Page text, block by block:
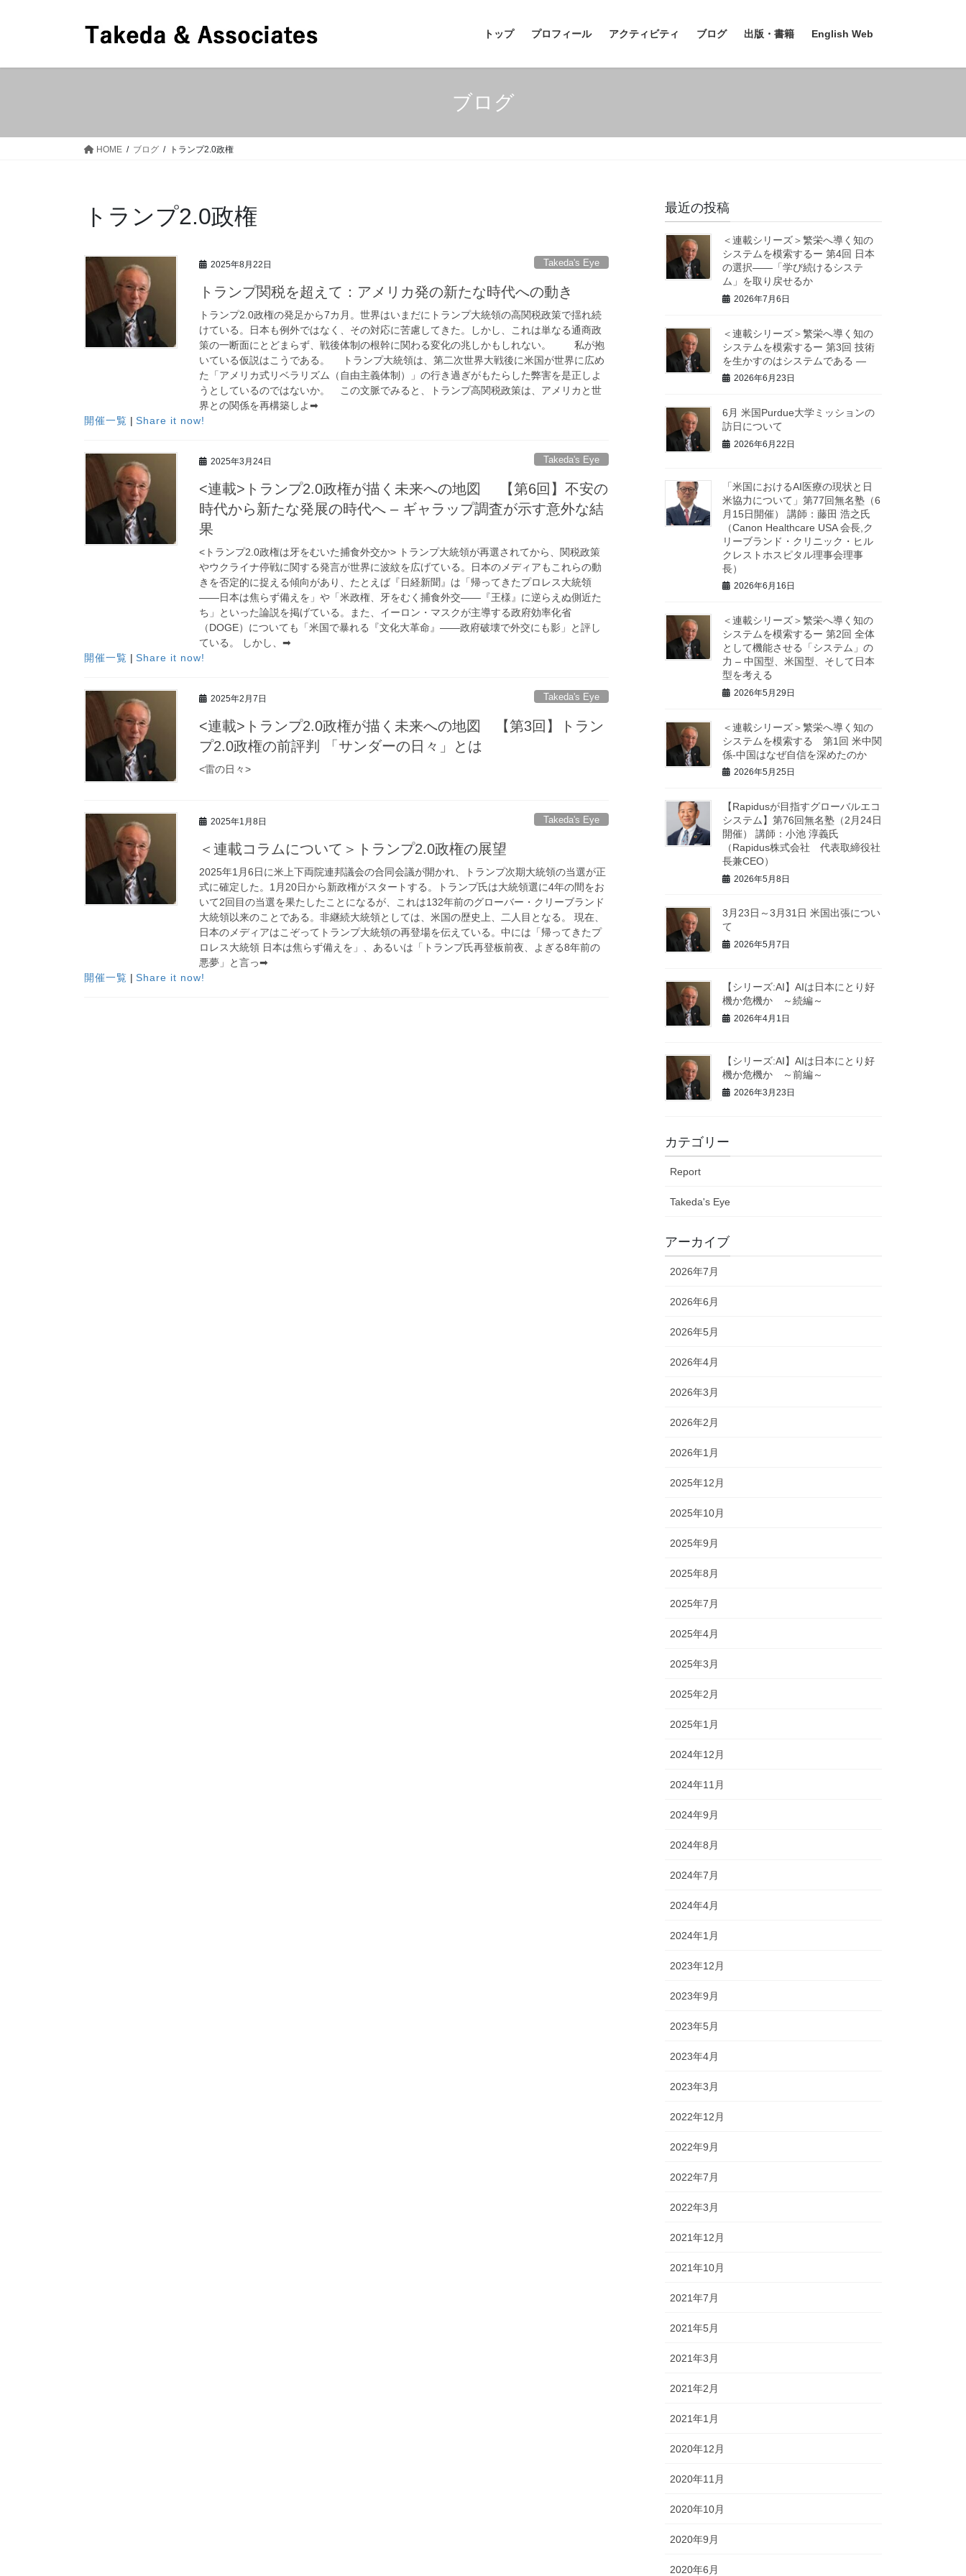
トップ プロフィール アクティビティ ブログ 出版・書籍 English Web
ブログ
HOME ブログ トランプ2.0政権
トランプ2.0政権
2025年8月22日 Takeda's Eye
トランプ関税を超えて：アメリカ発の新たな時代への動き
トランプ2.0政権の発足から7カ月。世界はいまだにトランプ大統領の高関税政策で揺れ続
けている。日本も例外ではなく、その対応に苦慮してきた。しかし、これは単なる通商政
策の一断面にとどまらず、戦後体制の根幹に関わる変化の兆しかもしれない。 私が抱
いている仮説はこうである。 トランプ大統領は、第二次世界大戦後に米国が世界に広め
た「アメリカ式リベラリズム（自由主義体制）」の行き過ぎがもたらした弊害を是正しよ
うとしているのではないか。 この文脈でみると、トランプ高関税政策は、アメリカと世
界との関係を再構築しよ➡
開催一覧 | Share it now!
2025年3月24日 Takeda's Eye
<連載>トランプ2.0政権が描く未来への地図 【第6回】不安の
時代から新たな発展の時代へ – ギャラップ調査が示す意外な結
果
<トランプ2.0政権は牙をむいた捕食外交か> トランプ大統領が再選されてから、関税政策
やウクライナ停戦に関する発言が世界に波紋を広げている。日本のメディアもこれらの動
きを否定的に捉える傾向があり、たとえば『日経新聞』は「帰ってきたプロレス大統領
——日本は焦らず備えを」や「米政権、牙をむく捕食外交——『王様』に逆らえぬ側近た
ち」といった論説を掲げている。また、イーロン・マスクが主導する政府効率化省
（DOGE）についても「米国で暴れる『文化大革命』——政府破壊で外交にも影」と評し
ている。 しかし、➡
開催一覧 | Share it now!
2025年2月7日 Takeda's Eye
<連載>トランプ2.0政権が描く未来への地図 【第3回】トラン
プ2.0政権の前評判 「サンダーの日々」とは
<雷の日々>
2025年1月8日 Takeda's Eye
＜連載コラムについて＞トランプ2.0政権の展望
2025年1月6日に米上下両院連邦議会の合同会議が開かれ、トランプ次期大統領の当選が正
式に確定した。1月20日から新政権がスタートする。トランプ氏は大統領選に4年の間をお
いて2回目の当選を果たしたことになるが、これは132年前のグローバー・クリーブランド
大統領以来のことである。非継続大統領としては、米国の歴史上、二人目となる。 現在、
日本のメディアはこぞってトランプ大統領の再登場を伝えている。中には「帰ってきたプ
ロレス大統領 日本は焦らず備えを」、あるいは「トランプ氏再登板前夜、よぎる8年前の
悪夢」と言っ➡
開催一覧 | Share it now!
最近の投稿
＜連載シリーズ＞繁栄へ導く知の
システムを模索するー 第4回 日本
の選択――「学び続けるシステ
ム」を取り戻せるか
2026年7月6日
＜連載シリーズ＞繁栄へ導く知の
システムを模索するー 第3回 技術
を生かすのはシステムである ―
2026年6月23日
6月 米国Purdue大学ミッションの
訪日について
2026年6月22日
「米国におけるAI医療の現状と日
米協力について」第77回無名塾（6
月15日開催） 講師：藤田 浩之氏
（Canon Healthcare USA 会長,ク
リーブランド・クリニック・ヒル
クレストホスピタル理事会理事
長）
2026年6月16日
＜連載シリーズ＞繁栄へ導く知の
システムを模索するー 第2回 全体
として機能させる「システム」の
力 – 中国型、米国型、そして日本
型を考える
2026年5月29日
＜連載シリーズ＞繁栄へ導く知の
システムを模索する 第1回 米中関
係-中国はなぜ自信を深めたのか
2026年5月25日
【Rapidusが目指すグローバルエコ
システム】第76回無名塾（2月24日
開催） 講師：小池 淳義氏
（Rapidus株式会社 代表取締役社
長兼CEO）
2026年5月8日
3月23日～3月31日 米国出張につい
て
2026年5月7日
【シリーズ:AI】AIは日本にとり好
機か危機か ～続編～
2026年4月1日
【シリーズ:AI】AIは日本にとり好
機か危機か ～前編～
2026年3月23日
カテゴリー
Report
Takeda's Eye
アーカイブ
2026年7月
2026年6月
2026年5月
2026年4月
2026年3月
2026年2月
2026年1月
2025年12月
2025年10月
2025年9月
2025年8月
2025年7月
2025年4月
2025年3月
2025年2月
2025年1月
2024年12月
2024年11月
2024年9月
2024年8月
2024年7月
2024年4月
2024年1月
2023年12月
2023年9月
2023年5月
2023年4月
2023年3月
2022年12月
2022年9月
2022年7月
2022年3月
2021年12月
2021年10月
2021年7月
2021年5月
2021年3月
2021年2月
2021年1月
2020年12月
2020年11月
2020年10月
2020年9月
2020年6月